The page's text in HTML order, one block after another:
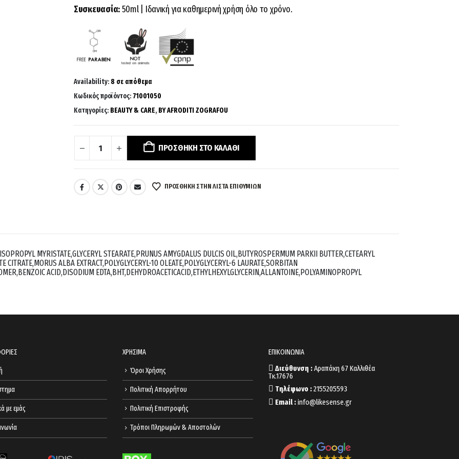
Συσκευασία:50ml | Ιδανική για καθημερινή χρήση όλο το χρόνο.
Availability: 8 σε απόθεμα
Κωδικός προϊόντος: 71001050
Κατηγορίες: BEAUTY & CARE, BY AFRODITI ZOGRAFOU
ΠΡΟΣΘΉΚΗ ΣΤΟ ΚΑΛΆΘΙ
ΠΡΌΣΘΉΚΗ ΣΤΗΝ ΛΊΣΤΑ ΕΠΙΘΥΜΙΏΝ
MYRISTATE,GLYCERYL STEARATE,PRUNUS AMYGDALUS DULCIS OIL,BUTYROSPERMUM PARKII BUTTER,CETEARYL
CITRATE,MORUS ALBA EXTRACT,POLYGLYCERYL-10 OLEATE,POLYGLYCERYL-6 LAURATE,SORBITAN
ACID,DISODIUM EDTA,BHT,DEHYDROACETICACID,ETHYLHEXYLGLYCERIN,ALLANTOINE,POLYAMINOPROPYL
με εμάς
ΧΡΗΣΙΜΑ
Όροι Χρήσης
Πολιτική Απορρήτου
Πολιτική Επιστροφής
Τρόποι Πληρωμών & Αποστολών
ΕΠΙΚΟΙΝΩΝΙΑ
Διεύθυνση :Αραπάκη 67 Καλλιθέα
Τκ.17676
Τηλέφωνο :2155205593
Email :info@likesense.gr